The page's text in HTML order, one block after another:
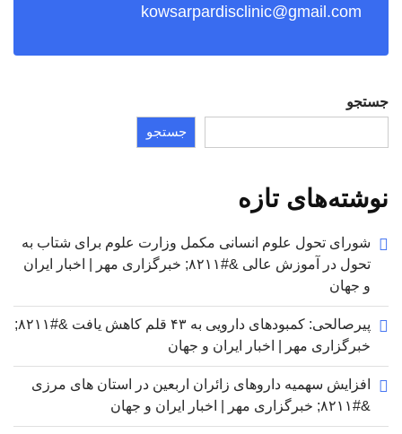
kowsarpardisclinic@gmail.com
جستجو
جستجو
نوشته‌های تازه
شورای تحول علوم انسانی مکمل وزارت علوم برای شتاب به
تحول در آموزش عالی &#۸۲۱۱; خبرگزاری مهر | اخبار ایران
و جهان
پیرصالحی: کمبودهای دارویی به ۴۳ قلم کاهش یافت &#۸۲۱۱;
خبرگزاری مهر | اخبار ایران و جهان
افزایش سهمیه داروهای زائران اربعین در استان های مرزی
&#۸۲۱۱; خبرگزاری مهر | اخبار ایران و جهان